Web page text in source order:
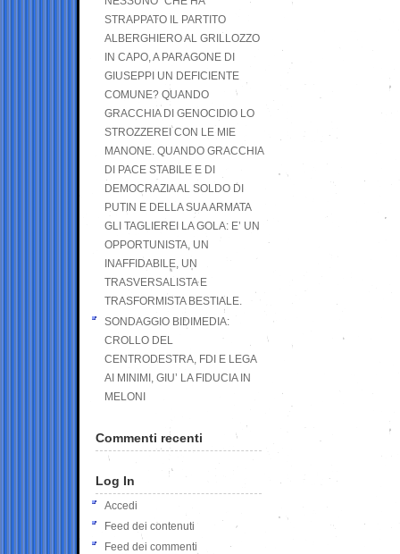
STRAPPATO IL PARTITO
ALBERGHIERO AL GRILLOZZO
IN CAPO, A PARAGONE DI
GIUSEPPI UN DEFICIENTE
COMUNE? QUANDO
GRACCHIA DI GENOCIDIO LO
STROZZEREI CON LE MIE
MANONE. QUANDO GRACCHIA
DI PACE STABILE E DI
DEMOCRAZIA AL SOLDO DI
PUTIN E DELLA SUA ARMATA
GLI TAGLIEREI LA GOLA: E’ UN
OPPORTUNISTA, UN
INAFFIDABILE, UN
TRASVERSALISTA E
TRASFORMISTA BESTIALE.
SONDAGGIO BIDIMEDIA:
CROLLO DEL
CENTRODESTRA, FDI E LEGA
AI MINIMI, GIU’ LA FIDUCIA IN
MELONI
Commenti recenti
Log In
Accedi
Feed dei contenuti
Feed dei commenti